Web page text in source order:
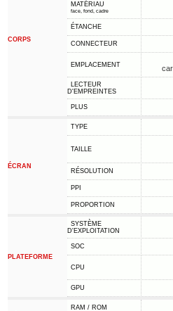
CORPS
MATÉRIAU
face, fond, cadre
ÉTANCHE
CONNECTEUR
EMPLACEMENT
LECTEUR
D'EMPREINTES
PLUS
ÉCRAN
TYPE
TAILLE
RÉSOLUTION
PPI
PROPORTION
PLATEFORME
SYSTÈME
D'EXPLOITATION
SOC
CPU
GPU
RAM / ROM